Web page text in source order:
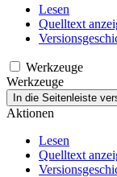
Lesen
Quelltext
Werkzeuge
Werkzeuge
In die Seitenleiste
Aktionen
Lesen
Quelltext